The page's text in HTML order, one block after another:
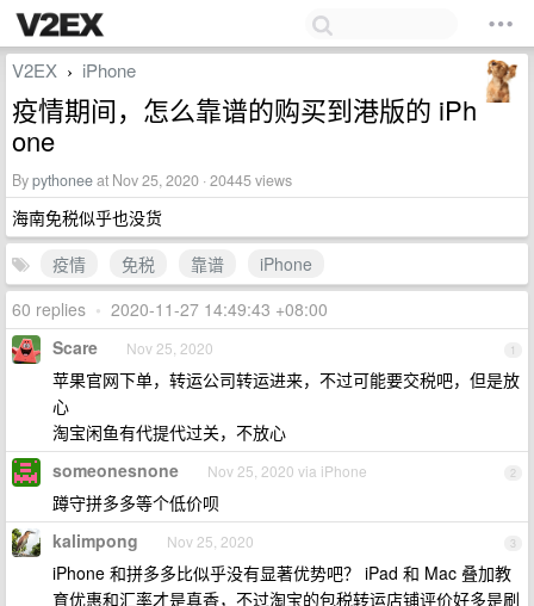
V2EX › iPhone
疫情期间，怎么靠谱的购买到港版的 iPh
one
Bypythoneeat Nov 25, 2020 · 20445 views
海南免税似乎也没货
疫情
免税 靠谱
iPhone
60 replies • 2020-11-27 14:49:43 +08:00
1
Scare Nov 25, 2020
苹果官网下单，转运公司转运进来，不过可能要交税吧，但是放
心
淘宝闲鱼有代提代过关，不放心
2
someonesnone Nov 25, 2020 via iPhone
蹲守拼多多等个低价呗
3
kalimpong Nov 25, 2020
iPhone 和拼多多比似乎没有显著优势吧？ iPad 和 Mac 叠加教
育优惠和汇率才是真香，不过淘宝的包税转运店铺评价好多是刷